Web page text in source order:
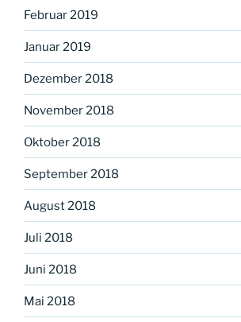
Februar 2019
Januar 2019
Dezember 2018
November 2018
Oktober 2018
September 2018
August 2018
Juli 2018
Juni 2018
Mai 2018